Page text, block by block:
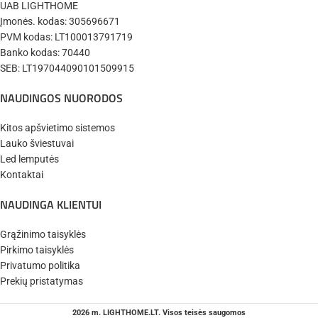
UAB LIGHTHOME
Įmonės. kodas: 305696671
PVM kodas: LT100013791719
Banko kodas: 70440
SEB: LT197044090101509915
NAUDINGOS NUORODOS
Kitos apšvietimo sistemos
Lauko šviestuvai
Led lemputės
Kontaktai
NAUDINGA KLIENTUI
Grąžinimo taisyklės
Pirkimo taisyklės
Privatumo politika
Prekių pristatymas
2026 m. LIGHTHOME.LT. Visos teisės saugomos